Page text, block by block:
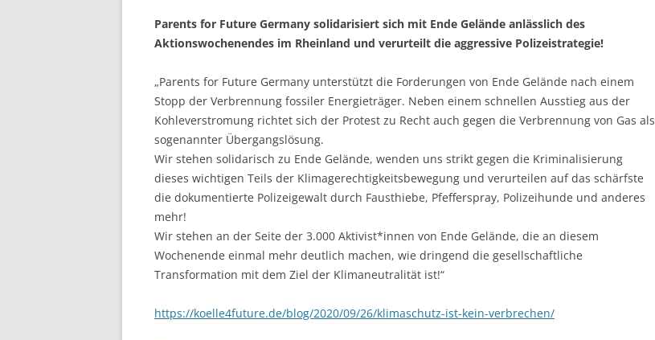
Parents for Future Germany solidarisiert sich mit Ende Gelände anlässlich des
Aktionswochenendes im Rheinland und verurteilt die aggressive Polizeistrategie!
„Parents for Future Germany unterstützt die Forderungen von Ende Gelände nach einem
Stopp der Verbrennung fossiler Energieträger. Neben einem schnellen Ausstieg aus der
Kohleverstromung richtet sich der Protest zu Recht auch gegen die Verbrennung von Gas als
sogenannter Übergangslösung.
Wir stehen solidarisch zu Ende Gelände, wenden uns strikt gegen die Kriminalisierung
dieses wichtigen Teils der Klimagerechtigkeitsbewegung und verurteilen auf das schärfste
die dokumentierte Polizeigewalt durch Fausthiebe, Pfefferspray, Polizeihunde und anderes
mehr!
Wir stehen an der Seite der 3.000 Aktivist*innen von Ende Gelände, die an diesem
Wochenende einmal mehr deutlich machen, wie dringend die gesellschaftliche
Transformation mit dem Ziel der Klimaneutralität ist!“
https://koelle4future.de/blog/2020/09/26/klimaschutz-ist-kein-verbrechen/